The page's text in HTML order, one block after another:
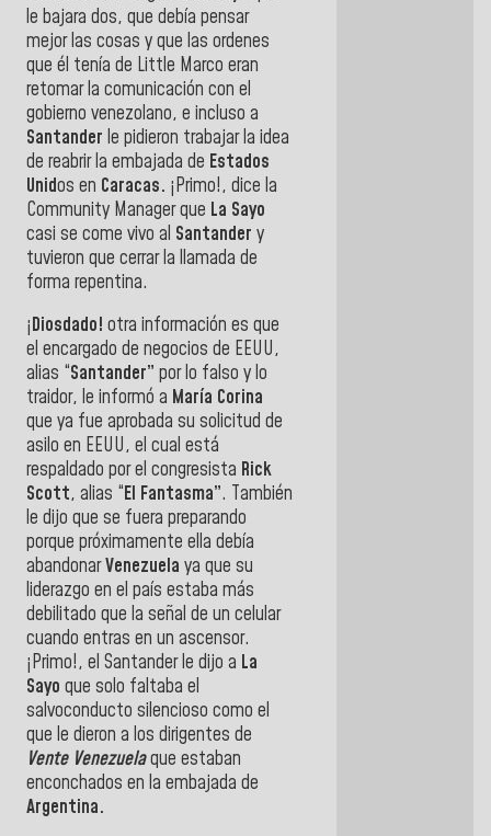
le bajara dos, que debía pensar
mejor las cosas y que las ordenes
que él tenía de Little Marco eran
retomar la comunicación con el
gobierno venezolano, e incluso a
Santander le pidieron trabajar la idea
de reabrir la embajada de Estados
Unidos en Caracas. ¡Primo!, dice la
Community Manager que La Sayo
casi se come vivo al Santander y
tuvieron que cerrar la llamada de
forma repentina.
¡Diosdado! otra información es que
el encargado de negocios de EEUU,
alias “Santander” por lo falso y lo
traidor, le informó a María Corina
que ya fue aprobada su solicitud de
asilo en EEUU, el cual está
respaldado por el congresista Rick
Scott, alias “El Fantasma”. También
le dijo que se fuera preparando
porque próximamente ella debía
abandonarVenezuela ya que su
liderazgo en el país estaba más
debilitado que la señal de un celular
cuando entras en un ascensor.
¡Primo!, el Santander le dijo a La
Sayo que solo faltaba el
salvoconducto silencioso como el
que le dieron a los dirigentes de
Vente Venezuelaque estaban
enconchados en la embajada de
Argentina.